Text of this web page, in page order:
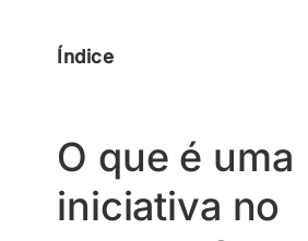
Índice
O que é uma
iniciativa no